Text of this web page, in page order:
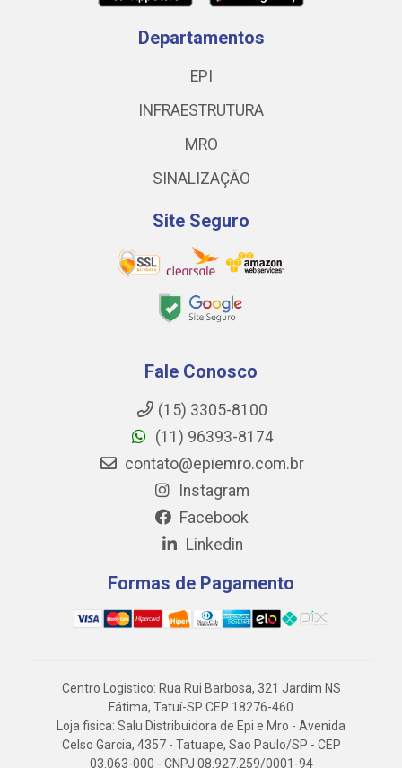
Departamentos
EPI
INFRAESTRUTURA
MRO
SINALIZAÇÃO
Site Seguro
Fale Conosco
(15) 3305-8100
(11) 96393-8174
contato@epiemro.com.br
Instagram
Facebook
Linkedin
Formas de Pagamento
Centro Logistico: Rua Rui Barbosa, 321 Jardim NS
Fátima, Tatuí-SP CEP 18276-460
Loja fisica: Salu Distribuidora de Epi e Mro - Avenida
Celso Garcia, 4357 - Tatuape, Sao Paulo/SP - CEP
03.063-000 - CNPJ 08.927.259/0001-94